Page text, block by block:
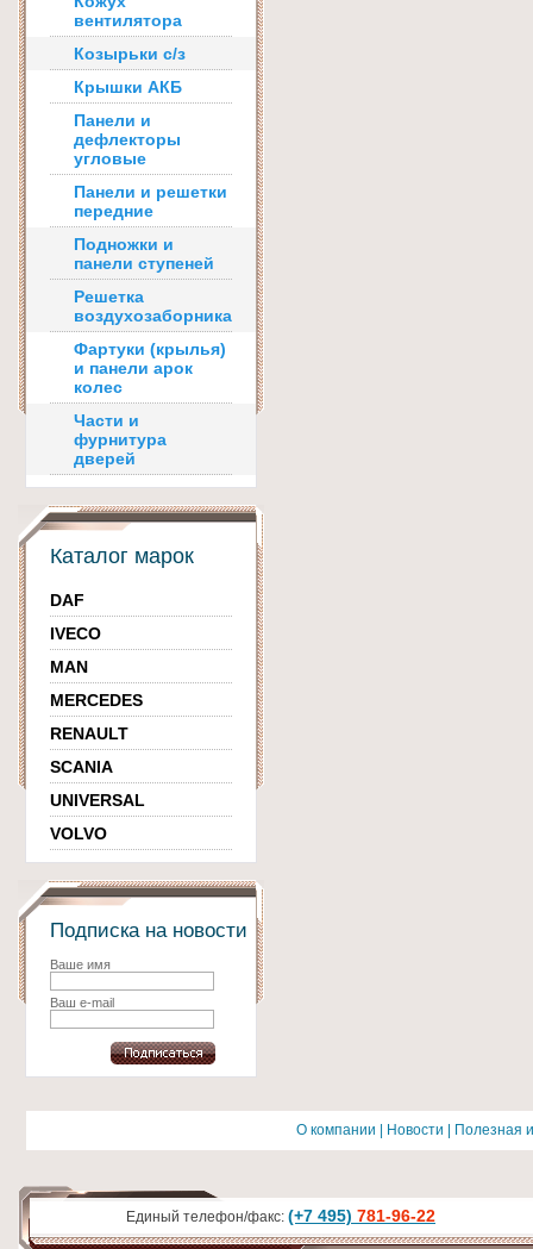
вентилятора
Козырьки с/з
Крышки АКБ
Панели и
дефлекторы
угловые
Панели и решетки
передние
Подножки и
панели ступеней
Решетка
воздухозаборника
Фартуки (крылья)
и панели арок
колес
Части и
фурнитура
дверей
Каталог марок
DAF
IVECO
MAN
MERCEDES
RENAULT
SCANIA
UNIVERSAL
VOLVO
Подписка на новости
Ваше имя
Ваш e-mail
О компании Новости Полезная
Единый телефон/факс: (+7 495) 781-96-22